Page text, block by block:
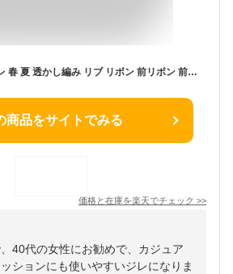
ベスト レディース ジレ 春 夏 透かし編み リブ リボン 前リボン 前開き ポリエステル 綿 グリーン ホワイト モカ ドライタッチ 軽量 カジュアル きれいめ
商品をサイトでみる
価格と在庫を楽天でチェック >>
40代の女性にお勧めで、カジュア
ションにも使いやすいジレになりま